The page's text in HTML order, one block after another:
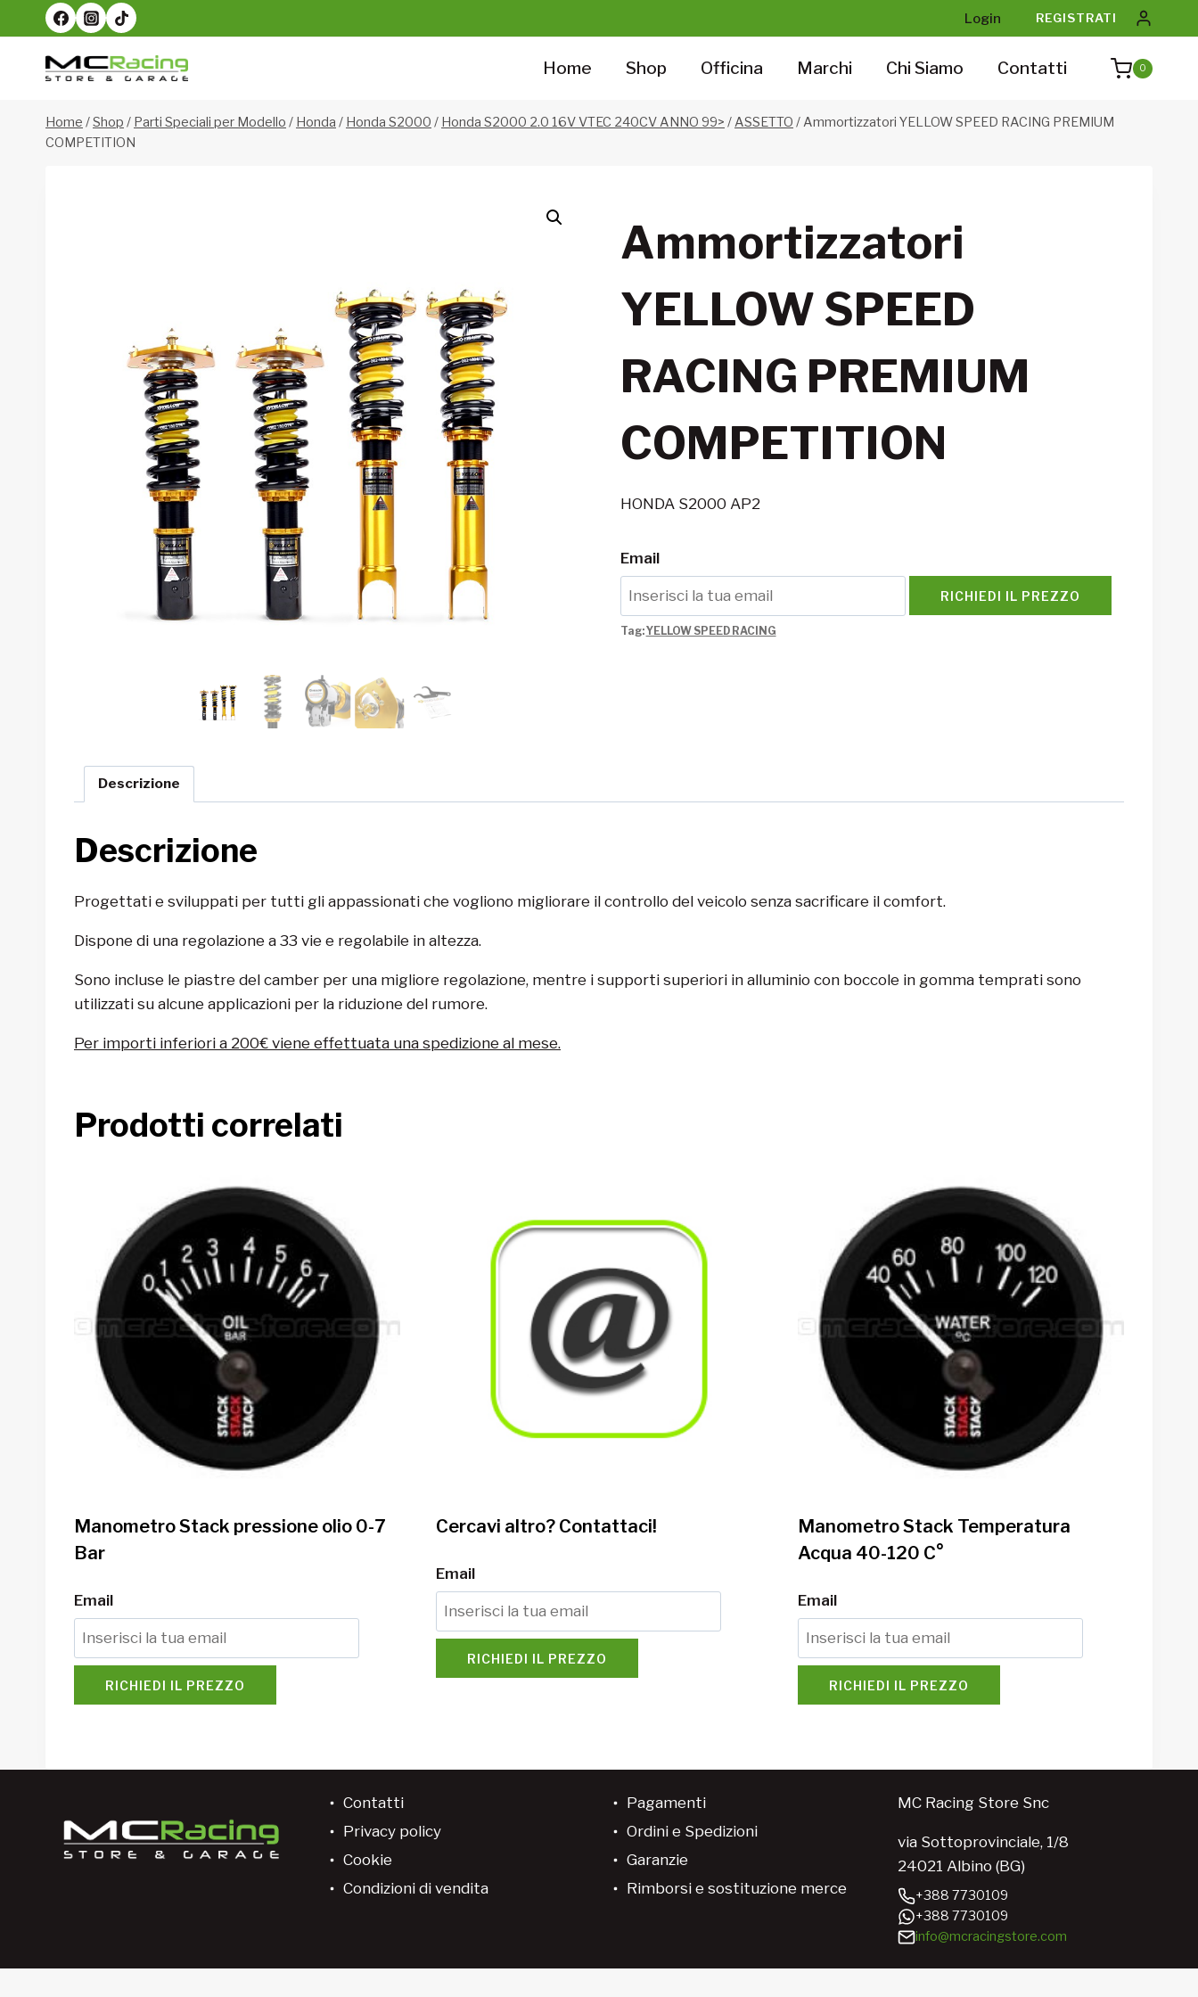
al
contenuto
Login REGISTRATI
Home Shop Officina Marchi Chi Siamo Contatti 0
Home /Shop / Parti Speciali per Modello / Honda / Honda S2000 / Honda S2000 2.0 16V VTEC 240CV ANNO 99> /ASSETTO /Ammortizzatori YELLOW SPEED RACING PREMIUM
COMPETITION
Ammortizzatori
YELLOW SPEED
RACING PREMIUM
COMPETITION
HONDA S2000 AP2
Email
RICHIEDI IL PREZZO
Tag:YELLOW SPEED RACING
Descrizione
Descrizione
Progettati e sviluppati per tutti gli appassionati che vogliono migliorare il controllo del veicolo senza sacrificare il comfort.
Dispone di una regolazione a 33 vie e regolabile in altezza.
Sono incluse le piastre del camber per una migliore regolazione, mentre i supporti superiori in alluminio con boccole in gomma temprati sono
utilizzati su alcune applicazioni per la riduzione del rumore.
Per importi inferiori a 200€ viene effettuata una spedizione al mese.
Prodotti correlati
Manometro Stack pressione olio 0-7
Bar
Email
RICHIEDI IL PREZZO
Cercavi altro? Contattaci!
Email
RICHIEDI IL PREZZO
Manometro Stack Temperatura
Acqua 40-120 C°
Email
RICHIEDI IL PREZZO
Contatti
Privacy policy
Cookie
Condizioni di vendita
Pagamenti
Ordini e Spedizioni
Garanzie
Rimborsi e sostituzione merce
MC Racing Store Snc
via Sottoprovinciale, 1/8
24021 Albino (BG)
+388 7730109
+388 7730109
info@mcracingstore.com